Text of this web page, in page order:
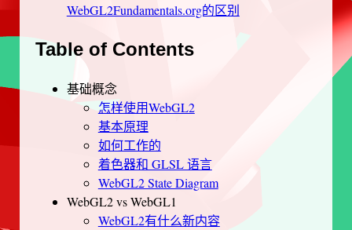
WebGL2Fundamentals.org的区别
Table of Contents
基础概念
怎样使用WebGL2
基本原理
如何工作的
着色器和 GLSL 语言
WebGL2 State Diagram
WebGL2 vs WebGL1
WebGL2有什么新内容